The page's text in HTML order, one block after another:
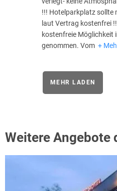
!!! Hotelparkplatz sollte
laut Vertrag kostenfrei
kostenfreie Möglichkeit
genommen. Vom
MEHR LADEN
Weitere Angebote